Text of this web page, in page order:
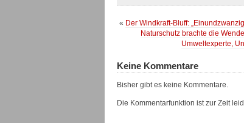
« Der Windkraft-Bluff:
Naturschutz brachte die
Umweltexperte,
Keine Kommentare
Bisher gibt es keine Kommentare.
Die Kommentarfunktion ist zur Zeit